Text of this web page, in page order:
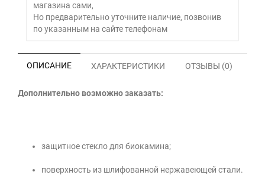
магазина сами,
Но предварительно уточните наличие, позвонив
по указанным на сайте телефонам
ОПИСАНИЕ ХАРАКТЕРИСТИКИ ОТЗЫВЫ (0)
Дополнительно возможно заказать:
защитное стекло для биокамина;
поверхность из шлифованной нержавеющей стали.